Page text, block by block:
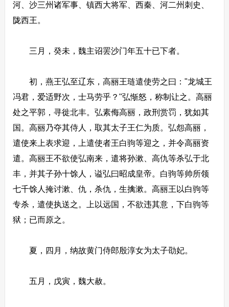
河、沙三州诸军事、镇西大将军、西秦、河二州刺史、
陇西王。
三月，癸未，魏主诏罢沙门年五十已下者。
初，燕王弘至辽东，高丽王琏遣使劳之曰："龙城王
冯君，爱适野次，士马劳乎？"弘惭怒，称制让之。高丽
处之平郭，寻徙北丰。弘素侮高丽，政刑赏罚，犹如其
国。高丽乃夺其侍人，取其太子王仁为质。弘怨高丽，
遣使来上表求迎，上遣使者王白驹等迎之，并令高丽资
遣。高丽王不欲使弘南来，遣将孙漱、高仇等杀弘于北
丰，并其子孙十馀人，谥弘曰昭成皇帝。白驹等帅所领
七千馀人掩讨漱、仇，杀仇，生擒漱。高丽王以白驹等
专杀，遣使执送之。上以远国，不欲违其意，下白驹等
狱；已而原之。
夏，四月，纳故黄门侍郎殷淳女为太子劭妃。
五月，戊寅，魏大赦。